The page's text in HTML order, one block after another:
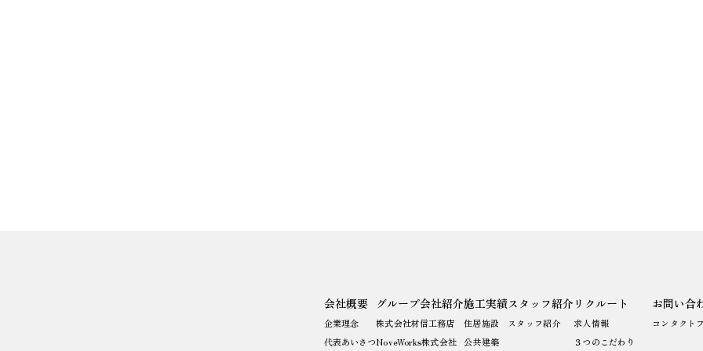
会社概要
企業理念
代表あいさつ
グループ会社紹介
株式会社材信工務店
NoveWorks株式会社
施工実績
住居施設
公共建築
スタッフ紹介
スタッフ紹介
リクルート
求人情報
３つのこだわり
お問い合
コンタクト